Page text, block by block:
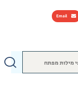
Email